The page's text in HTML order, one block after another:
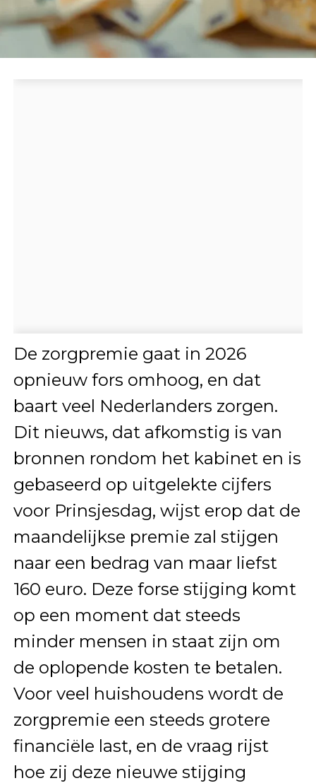
De zorgpremie gaat in 2026
opnieuw fors omhoog, en dat
baart veel Nederlanders zorgen.
Dit nieuws, dat afkomstig is van
bronnen rondom het kabinet en is
gebaseerd op uitgelekte cijfers
voor Prinsjesdag, wijst erop dat de
maandelijkse premie zal stijgen
naar een bedrag van maar liefst
160 euro. Deze forse stijging komt
op een moment dat steeds
minder mensen in staat zijn om
de oplopende kosten te betalen.
Voor veel huishoudens wordt de
zorgpremie een steeds grotere
financiële last, en de vraag rijst
hoe zij deze nieuwe stijging